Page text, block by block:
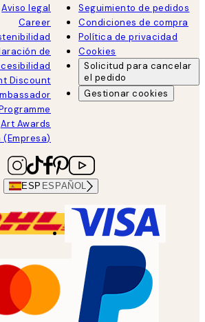
Aviso legal
Career
de
Discount
Art Awards
Seguimiento de pedidos
Condiciones de compra
Política de privacidad
Cookies
Solicitud para cancelar
el pedido
Gestionar cookies
ESP ESPAÑOL